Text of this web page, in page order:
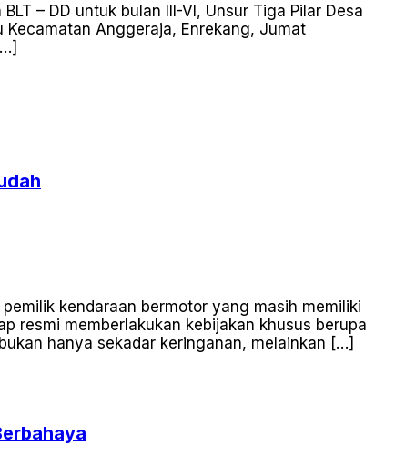
– DD untuk bulan III-VI, Unsur Tiga Pilar Desa
Kecamatan Anggeraja, Enrekang, Jumat
kendaraan bermotor yang masih memiliki
resmi memberlakukan kebijakan khusus berupa
hanya sekadar keringanan, melainkan […]